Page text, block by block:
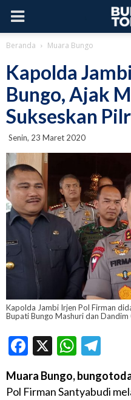
Beranda Muara Bungo
Kapolda
Bungo, Ajak
Sukseskan
Senin, 23 Maret 2020
Kapolda Jambi Irjen Pol Firman
Bupati Bungo Mashuri dan
Facebook
X
Muara Bungo,
Pol Firman Santyabudi